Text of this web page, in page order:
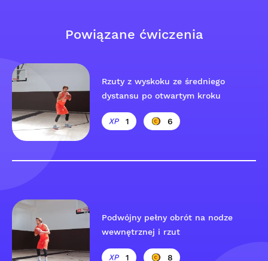
Powiązane ćwiczenia
Rzuty z wyskoku ze średniego
dystansu po otwartym kroku
1 6
Podwójny pełny obrót na nodze
wewnętrznej i rzut
1 8